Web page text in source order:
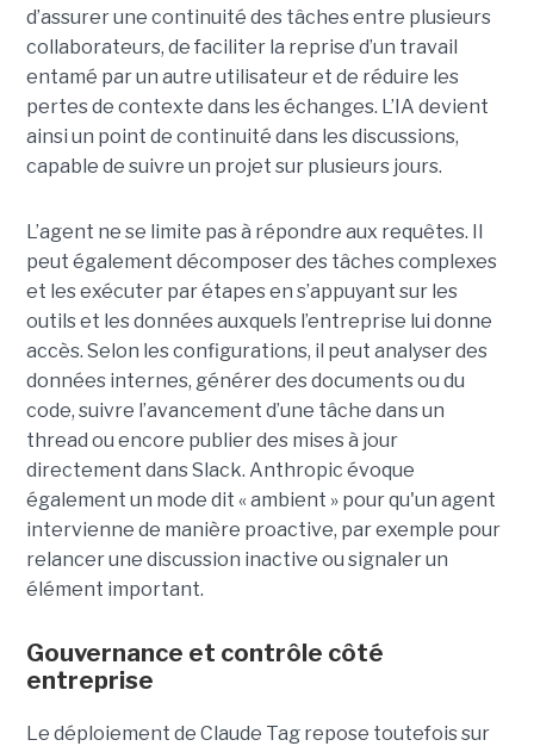
d’assurer une continuité des tâches entre plusieurs
collaborateurs, de faciliter la reprise d’un travail
entamé par un autre utilisateur et de réduire les
pertes de contexte dans les échanges. L’IA devient
ainsi un point de continuité dans les discussions,
capable de suivre un projet sur plusieurs jours.
L’agent ne se limite pas à répondre aux requêtes. Il
peut également décomposer des tâches complexes
et les exécuter par étapes en s’appuyant sur les
outils et les données auxquels l’entreprise lui donne
accès. Selon les configurations, il peut analyser des
données internes, générer des documents ou du
code, suivre l’avancement d’une tâche dans un
thread ou encore publier des mises à jour
directement dans Slack. Anthropic évoque
également un mode dit « ambient » pour qu'un agent
intervienne de manière proactive, par exemple pour
relancer une discussion inactive ou signaler un
élément important.
Gouvernance et contrôle côté
entreprise
Le déploiement de Claude Tag repose toutefois sur